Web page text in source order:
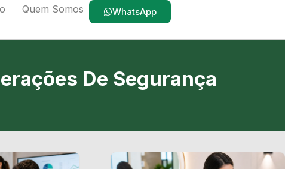
Quem Somos WhatsApp
De Segurança